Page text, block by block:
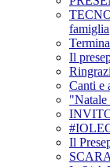
famiglia
Il
Canti e
"Natale
Il